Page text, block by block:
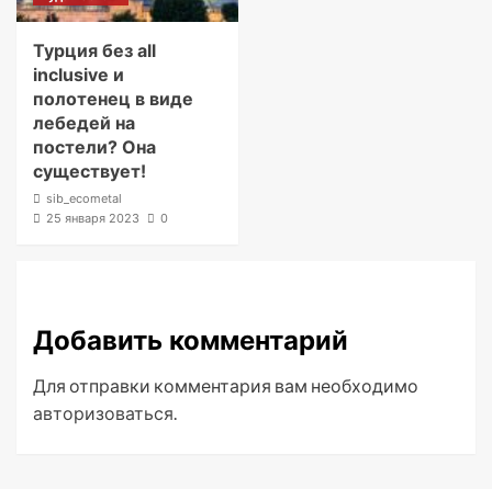
Турция без all
inclusive и
полотенец в виде
лебедей на
постели? Она
существует!
sib_ecometal
25 января 2023
0
Добавить комментарий
Для отправки комментария вам необходимо
авторизоваться